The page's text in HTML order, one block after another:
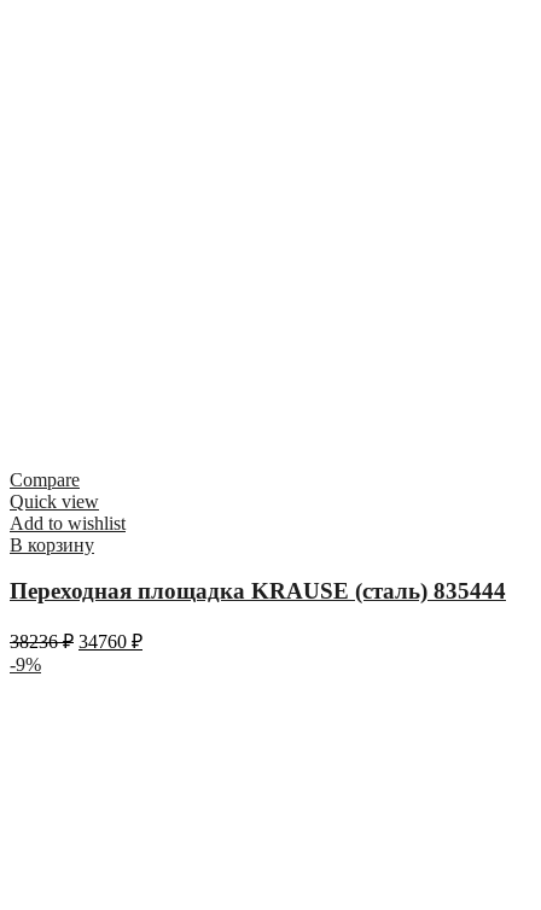
Compare
Quick view
Add to wishlist
В корзину
Переходная площадка KRAUSE (сталь) 835444
38236₽ 34760 ₽
-9%